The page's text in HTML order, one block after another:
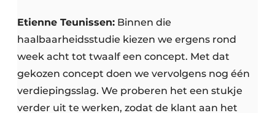
Etienne Teunissen: Binnen die
haalbaarheidsstudie kiezen we ergens rond
week acht tot twaalf een concept. Met dat
gekozen concept doen we vervolgens nog één
verdiepingsslag. We proberen het een stukje
verder uit te werken, zodat de klant aan het